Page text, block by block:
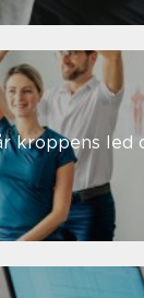
kroppens led